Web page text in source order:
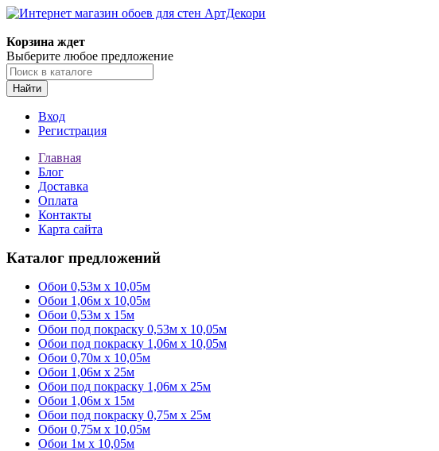
Корзина ждет
Выберите любое предложение
Найти
Вход
Регистрация
Главная
Блог
Доставка
Оплата
Контакты
Карта сайта
Каталог предложений
Обои 0,53м x 10,05м
Обои 1,06м х 10,05м
Обои 0,53м x 15м
Обои под покраску 0,53м x 10,05м
Обои под покраску 1,06м х 10,05м
Обои 0,70м x 10,05м
Обои 1,06м x 25м
Обои под покраску 1,06м x 25м
Обои 1,06м x 15м
Обои под покраску 0,75м x 25м
Обои 0,75м x 10,05м
Обои 1м х 10,05м